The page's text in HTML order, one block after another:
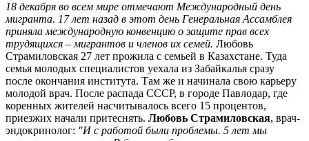
18 декабря во всем мире отмечают Международный день
мигранта. 17 лет назад в этот день Генеральная Ассамблея
приняла международную конвенцию о защите прав всех
трудящихся – мигрантов и членов их семей. Любовь
Страмиловская 27 лет прожила с семьей в Казахстане. Туда
семья молодых специалистов уехала из Забайкалья сразу
после окончания института. Там же и начинала свою карьеру
молодой врач. После распада СССР, в городе Павлодар, где
коренных жителей насчитывалось всего 15 процентов,
приезжих начали притеснять. Любовь Страмиловская, врач-
эндокринолог: "И с работой были проблемы. 5 лет мы